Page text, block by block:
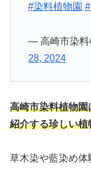
#染料植物園
— 高崎市染料
28, 2024
高崎市染料植物
紹介する珍しい植
草木染や藍染め体